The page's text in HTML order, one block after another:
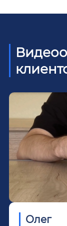
Олег